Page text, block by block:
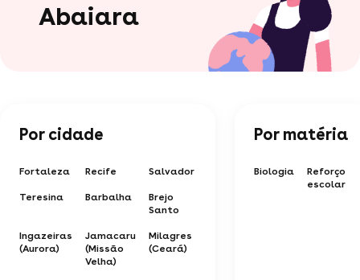
Abaiara
Por cidade
Fortaleza Recife Salvador
Teresina Barbalha
Brejo
Santo
Ingazeiras
(Aurora)
Jamacaru
(Missão
Velha)
Milagres
(Ceará)
Por matéria
Biologia
Reforço
escolar